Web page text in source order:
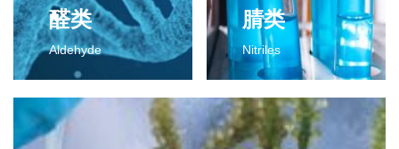
2-氯代异丁酰氯
对甲基苯甲酰氯
更多>>
醛类
Aldehyde
醛类
2,6-二氯苯甲醛
2,3-二氯苯甲醛
腈类
Nitriles
腈类
2,4-二氯苯腈
对氟苯甲腈